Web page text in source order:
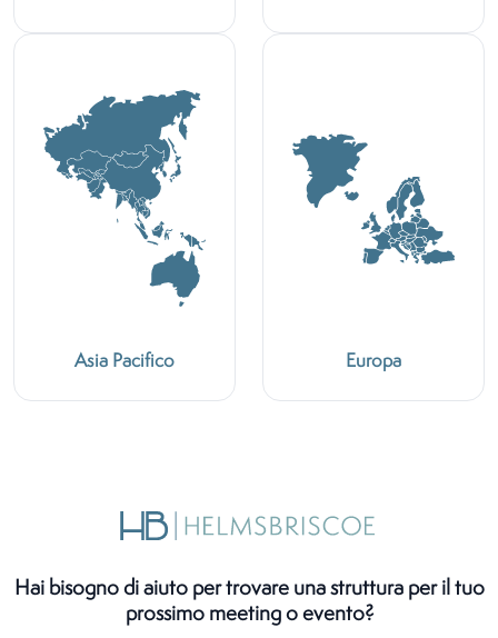
Asia Pacifico Europa
Hai bisogno di aiuto per trovare una struttura per il tuo
prossimo meeting o evento?